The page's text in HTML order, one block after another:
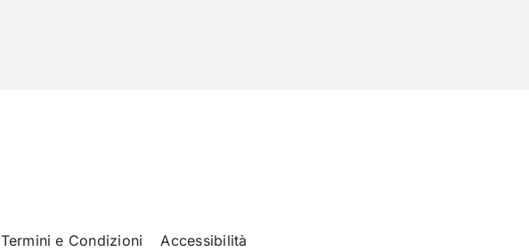
Termini e Condizioni Accessibilità